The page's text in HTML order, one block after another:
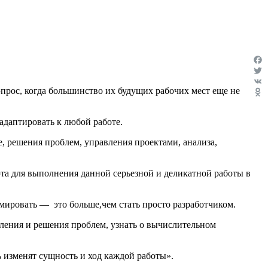
VK
когда большинство их будущих рабочих мест еще не
к любой работе.
проблем, управления проектами, анализа,
для выполнения данной серьезной и деликатной работы в
— это больше,чем стать просто разработчиком.
и решения проблем, узнать о вычислительном
сущность и ход каждой работы».